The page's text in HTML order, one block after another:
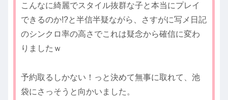
こんなに綺麗でスタイル抜群な子と本当にプレイ
できるのか!?と半信半疑ながら、さすがに写メ日記
のシンクロ率の高さでこれは疑念から確信に変わ
りましたｗ
予約取るしかない！っと決めて無事に取れて、池
袋にさっそうと向かいました。